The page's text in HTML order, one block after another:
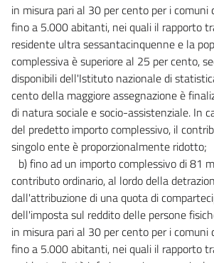
in misura pari al 30 per cento per i comuni
fino a 5.000 abitanti, nei quali il rapporto
residente ultra sessantacinquenne e la
complessiva è superiore al 25 per cento,
disponibili dell'Istituto nazionale di
cento della maggiore assegnazione è
di natura sociale e socio-assistenziale. In
del predetto importo complessivo, il
singolo ente è proporzionalmente ridotto;
b) fino ad un importo complessivo di 81
contributo ordinario, al lordo della
dall'attribuzione di una quota di
dell'imposta sul reddito delle persone
in misura pari al 30 per cento per i comuni
fino a 5.000 abitanti, nei quali il rapporto